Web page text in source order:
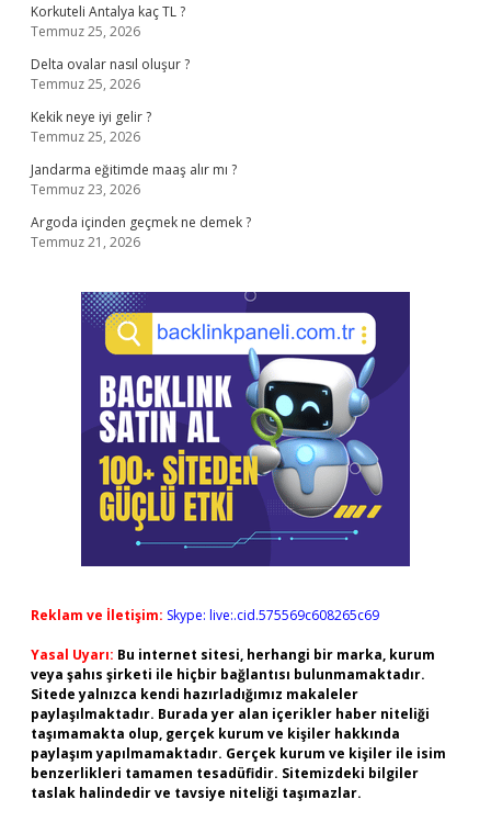
Korkuteli Antalya kaç TL ?
Temmuz 25, 2026
Delta ovalar nasıl oluşur ?
Temmuz 25, 2026
Kekik neye iyi gelir ?
Temmuz 25, 2026
Jandarma eğitimde maaş alır mı ?
Temmuz 23, 2026
Argoda içinden geçmek ne demek ?
Temmuz 21, 2026
Reklam ve İletişim: Skype: live:.cid.575569c608265c69
Yasal Uyarı: Bu internet sitesi, herhangi bir marka, kurum
veya şahıs şirketi ile hiçbir bağlantısı bulunmamaktadır.
Sitede yalnızca kendi hazırladığımız makaleler
paylaşılmaktadır. Burada yer alan içerikler haber niteliği
taşımamakta olup, gerçek kurum ve kişiler hakkında
paylaşım yapılmamaktadır. Gerçek kurum ve kişiler ile isim
benzerlikleri tamamen tesadüfidir. Sitemizdeki bilgiler
taslak halindedir ve tavsiye niteliği taşımazlar.